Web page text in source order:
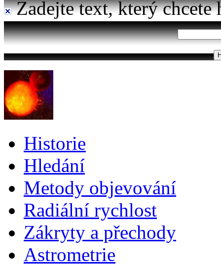
Zadejte text, který chcete
Historie
Hledání
Metody objevování
Radiální rychlost
Zákryty a přechody
Astrometrie